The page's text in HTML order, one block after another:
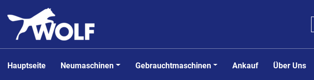
Hauptseite Neumaschinen Gebrauchtmaschinen Ankauf Über Uns